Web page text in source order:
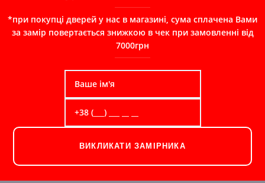
*при покупці дверей у нас в магазині, сума сплачена Вами
за замір повертається знижкою в чек при замовленні від
7000грн
ВИКЛИКАТИ ЗАМІРНИКА